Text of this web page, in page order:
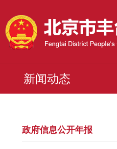
新闻动态
政府信息公开年报